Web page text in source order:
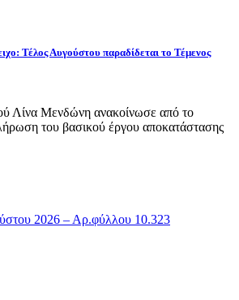
Τέλος Αυγούστου παραδίδεται το Τέμενος
Λίνα Μενδώνη ανακοίνωσε από το
του βασικού έργου αποκατάστασης
2026 – Αρ.φύλλου 10.323